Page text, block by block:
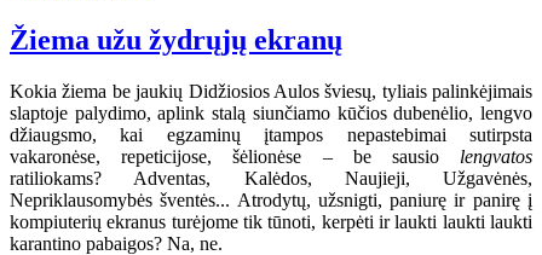
Žiema užu žydrųjų ekranų
Kokia žiema be jaukių Didžiosios Aulos šviesų, tyliais palinkėjimais
slaptoje palydimo, aplink stalą siunčiamo kūčios dubenėlio, lengvo
džiaugsmo, kai egzaminų įtampos nepastebimai sutirpsta
vakaronėse, repeticijose, šėlionėse – be sausio lengvatos
ratiliokams? Adventas, Kalėdos, Naujieji, Užgavėnės,
Nepriklausomybės šventės... Atrodytų, užsnigti, paniurę ir panirę į
kompiuterių ekranus turėjome tik tūnoti, kerpėti ir laukti laukti laukti
karantino pabaigos? Na, ne.